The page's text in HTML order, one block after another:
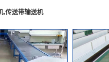
,传送带输送机